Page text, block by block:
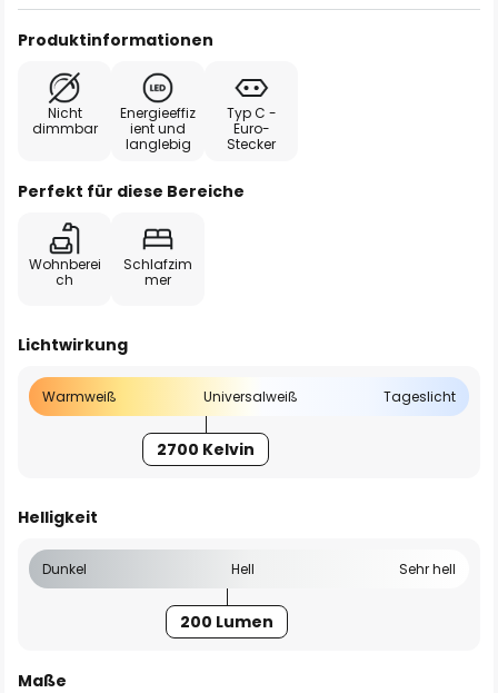
Produktinformationen
Nicht
dimmbar
Energieeffiz
ient und
langlebig
Typ C -
Euro-
Stecker
Perfekt für diese Bereiche
Wohnberei
ch
Schlafzim
mer
Lichtwirkung
Warmweiß Universalweiß Tageslicht
2700 Kelvin
Helligkeit
Dunkel Hell Sehr hell
200 Lumen
Maße